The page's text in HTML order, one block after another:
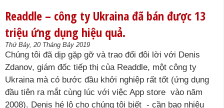
Readdle – công ty Ukraina đã bán được 13
triệu ứng dụng hiệu quả.
Thứ Bảy, 20 Tháng Bảy 2019
Chúng tôi đã dịp gặp gỡ và trao đổi đôi lời với Denis
Zdanov, giám đốc tiếp thị của Readdle, một công ty
Ukraina mà có bước đầu khởi nghiệp rất tốt (ứng dụng
đầu tiên ra mắt cùng lúc với việc App store vào năm
2008). Denis hé lộ cho chúng tôi biết - cần bao nhiêu